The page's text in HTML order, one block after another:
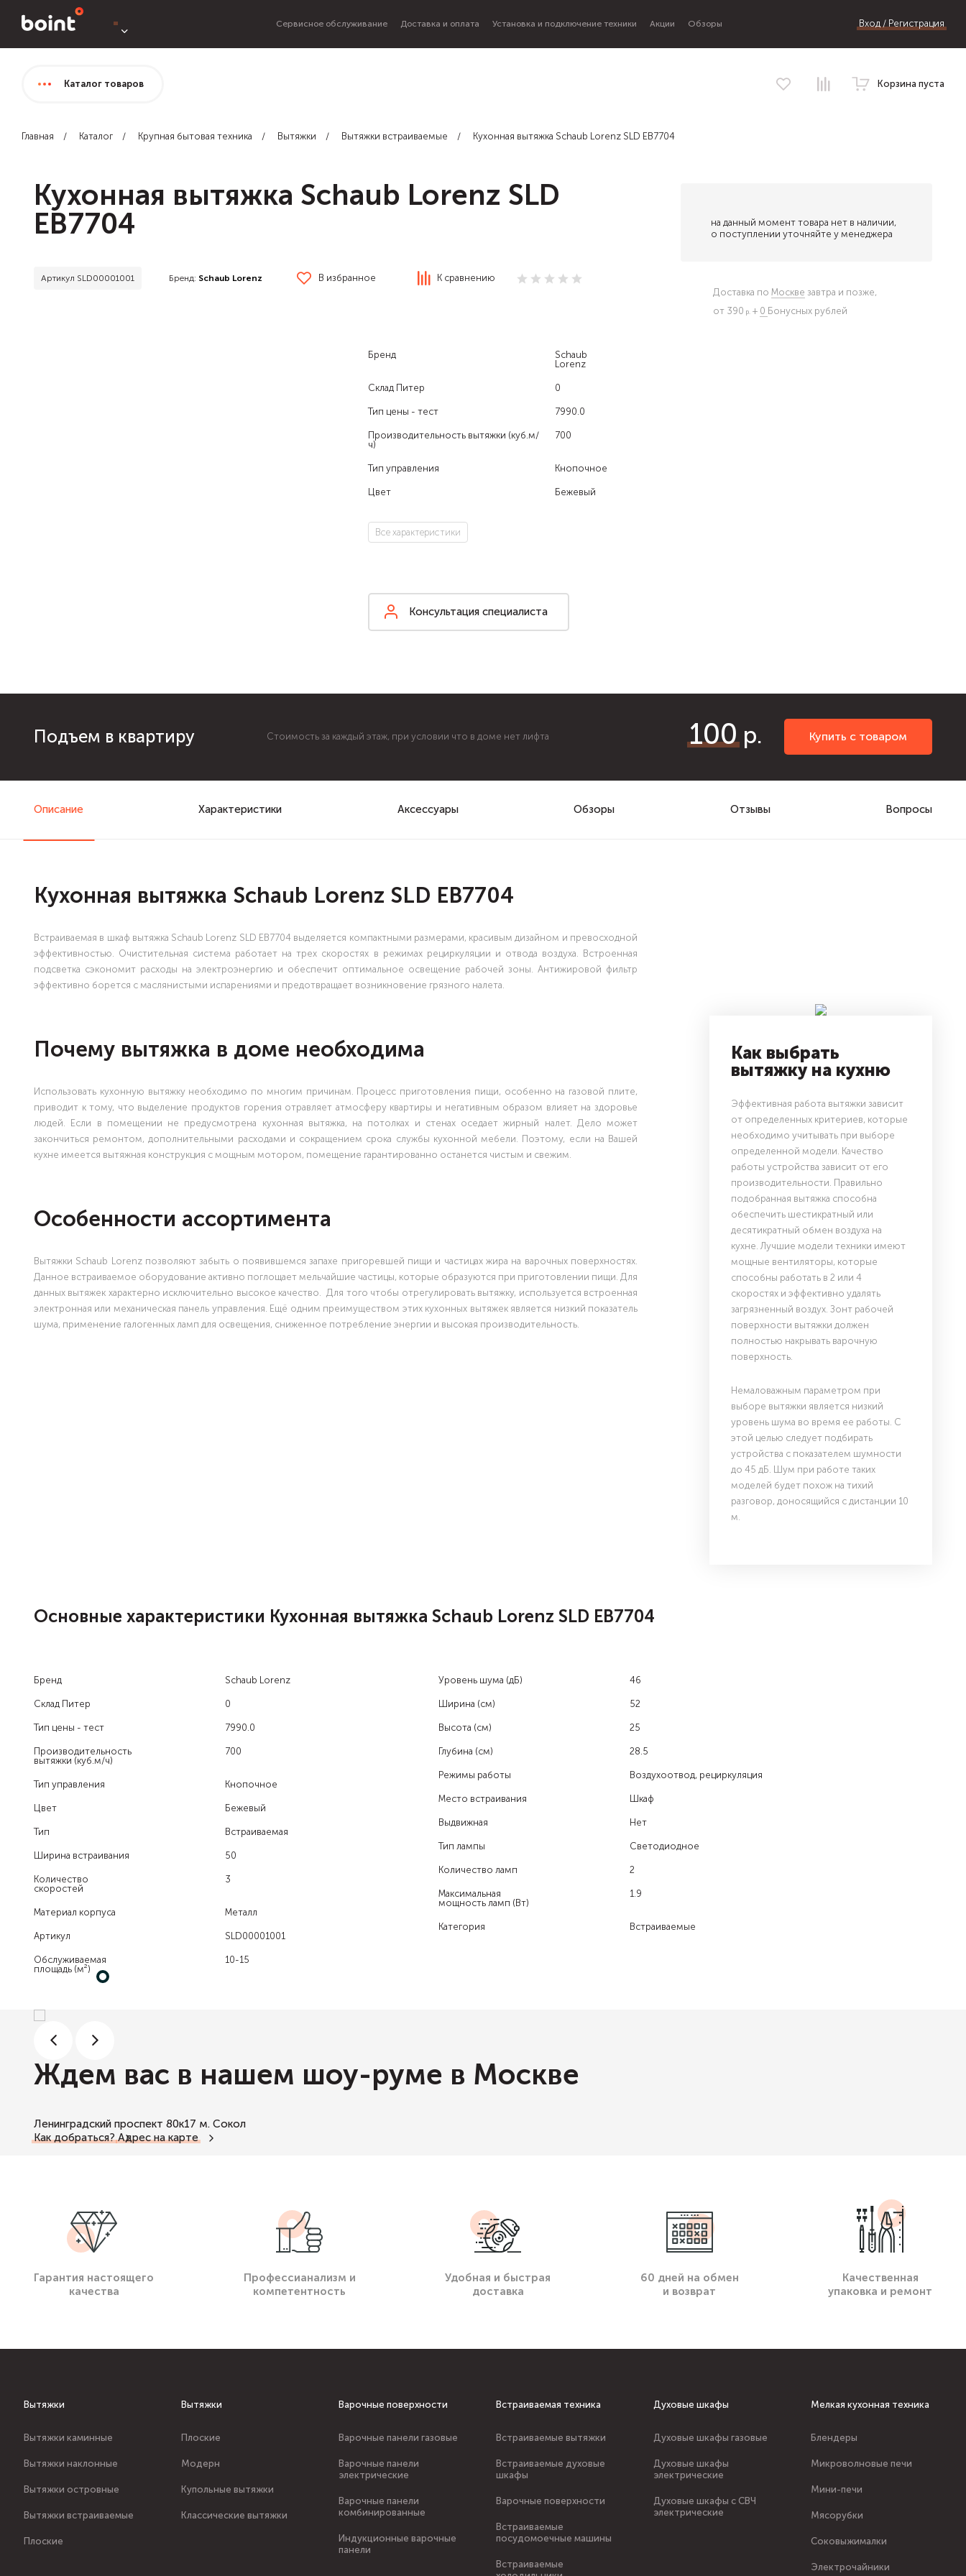
Сервисное обслуживание Доставка и оплата Установка и подключение техники Акции Обзоры Вход / Регистрация
Каталог товаров Корзина пуста
Главная Каталог Крупная бытовая техника Вытяжки Вытяжки встраиваемые Кухонная вытяжка Schaub Lorenz SLD EB7704
Кухонная вытяжка Schaub Lorenz SLD
EB7704
Артикул SLD00001001 Бренд: Schaub Lorenz В избранное К сравнению
Бренд
Schaub
Lorenz
Склад Питер 0
Тип цены - тест 7990.0
Производительность вытяжки (куб.м/
ч)
700
Тип управления Кнопочное
Цвет Бежевый
Все характеристики
Консультация специалиста
на данный момент товара нет в наличии,
о поступлении уточняйте у менеджера
Доставка по Москве завтра и позже,
от 390
+ 0 Бонусных рублей
Подъем в квартиру Стоимость за каждый этаж, при условии что в доме нет лифта 100 Купить с товаром
Описание Характеристики Аксессуары Обзоры Отзывы Вопросы
Кухонная вытяжка Schaub Lorenz SLD EB7704
Встраиваемая в шкаф вытяжка Schaub Lorenz SLD EB7704 выделяется компактными размерами, красивым дизайном и превосходной
эффективностью. Очистительная система работает на трех скоростях в режимах рециркуляции и отвода воздуха. Встроенная
подсветка сэкономит расходы на электроэнергию и обеспечит оптимальное освещение рабочей зоны. Антижировой фильтр
эффективно борется с маслянистыми испарениями и предотвращает возникновение грязного налета.
Почему вытяжка в доме необходима
Использовать кухонную вытяжку необходимо по многим причинам. Процесс приготовления пищи, особенно на газовой плите,
приводит к тому, что выделение продуктов горения отравляет атмосферу квартиры и негативным образом влияет на здоровье
людей. Если в помещении не предусмотрена кухонная вытяжка, на потолках и стенах оседает жирный налет. Дело может
закончиться ремонтом, дополнительными расходами и сокращением срока службы кухонной мебели. Поэтому, если на Вашей
кухне имеется вытяжная конструкция с мощным мотором, помещение гарантированно останется чистым и свежим.
Особенности ассортимента
Вытяжки Schaub Lorenz позволяют забыть о появившемся запахе пригоревшей пищи и частицах жира на варочных поверхностях.
Данное встраиваемое оборудование активно поглощает мельчайшие частицы, которые образуются при приготовлении пищи. Для
данных вытяжек характерно исключительно высокое качество. Для того чтобы отрегулировать вытяжку, используется встроенная
электронная или механическая панель управления. Ещё одним преимуществом этих кухонных вытяжек является низкий показатель
шума, применение галогенных ламп для освещения, сниженное потребление энергии и высокая производительность.
Как выбрать
вытяжку на кухню
Эффективная работа вытяжки зависит
от определенных критериев, которые
необходимо учитывать при выборе
определенной модели. Качество
работы устройства зависит от его
производительности. Правильно
подобранная вытяжка способна
обеспечить шестикратный или
десятикратный обмен воздуха на
кухне. Лучшие модели техники имеют
мощные вентиляторы, которые
способны работать в 2 или 4
скоростях и эффективно удалять
загрязненный воздух. Зонт рабочей
поверхности вытяжки должен
полностью накрывать варочную
поверхность.
Немаловажным параметром при
выборе вытяжки является низкий
уровень шума во время ее работы. С
этой целью следует подбирать
устройства с показателем шумности
до 45 дБ. Шум при работе таких
моделей будет похож на тихий
разговор, доносящийся с дистанции 10
м.
Основные характеристики Кухонная вытяжка Schaub Lorenz SLD EB7704
Бренд Schaub Lorenz
Склад Питер 0
Тип цены - тест 7990.0
Производительность
вытяжки (куб.м/ч)
700
Тип управления Кнопочное
Цвет Бежевый
Тип Встраиваемая
Ширина встраивания 50
Количество
скоростей
3
Материал корпуса Металл
Артикул SLD00001001
Обслуживаемая
площадь (м²)
10-15
Уровень шума (дБ) 46
Ширина (см) 52
Высота (см) 25
Глубина (см) 28.5
Режимы работы Воздухоотвод, рециркуляция
Место встраивания Шкаф
Выдвижная Нет
Тип лампы Светодиодное
Количество ламп 2
Максимальная
мощность ламп (Вт)
1.9
Категория Встраиваемые
Ждем вас в нашем шоу-руме в Москве
Ленинградский проспект 80к17 м. Сокол
Как добраться? Адрес на карте
Гарантия настоящего
качества
Профессианализм и
компетентность
Удобная и быстрая
доставка
60 дней на обмен
и возврат
Качественная
упаковка и ремонт
Вытяжки
Вытяжки каминные
Вытяжки наклонные
Вытяжки островные
Вытяжки встраиваемые
Плоские
Вытяжки
Плоские
Модерн
Купольные вытяжки
Классические вытяжки
Варочные поверхности
Варочные панели газовые
Варочные панели
электрические
Варочные панели
комбинированные
Индукционные варочные
панели
Встраиваемая техника
Встраиваемые вытяжки
Встраиваемые духовые
шкафы
Варочные поверхности
Встраиваемые
посудомоечные машины
Встраиваемые
Духовые шкафы
Духовые шкафы газовые
Духовые шкафы
электрические
Духовые шкафы с СВЧ
электрические
Мелкая кухонная техника
Блендеры
Микроволновые печи
Мини-печи
Мясорубки
Соковыжималки
Электрочайники